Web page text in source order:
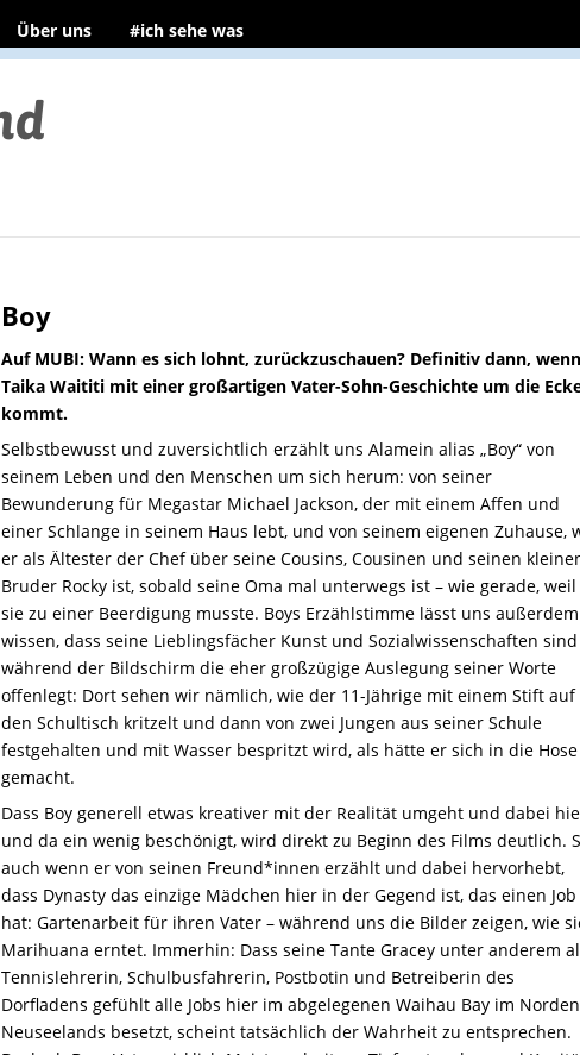
Über uns #ich sehe was
Boy
Auf MUBI: Wann es sich lohnt, zurückzuschauen? Definitiv dann, wenn
Taika Waititi mit einer großartigen Vater-Sohn-Geschichte um die
kommt.
Selbstbewusst und zuversichtlich erzählt uns Alamein alias „Boy“ von
seinem Leben und den Menschen um sich herum: von seiner
Bewunderung für Megastar Michael Jackson, der mit einem Affen und
einer Schlange in seinem Haus lebt, und von seinem eigenen Zuhause,
er als Ältester der Chef über seine Cousins, Cousinen und seinen
Bruder Rocky ist, sobald seine Oma mal unterwegs ist – wie gerade, weil
sie zu einer Beerdigung musste. Boys Erzählstimme lässt uns außerdem
wissen, dass seine Lieblingsfächer Kunst und Sozialwissenschaften sind
während der Bildschirm die eher großzügige Auslegung seiner Worte
offenlegt: Dort sehen wir nämlich, wie der 11-Jährige mit einem Stift auf
den Schultisch kritzelt und dann von zwei Jungen aus seiner Schule
festgehalten und mit Wasser bespritzt wird, als hätte er sich in die Hose
gemacht.
Dass Boy generell etwas kreativer mit der Realität umgeht und dabei
und da ein wenig beschönigt, wird direkt zu Beginn des Films deutlich.
auch wenn er von seinen Freund*innen erzählt und dabei hervorhebt,
dass Dynasty das einzige Mädchen hier in der Gegend ist, das einen Job
hat: Gartenarbeit für ihren Vater – während uns die Bilder zeigen, wie
Marihuana erntet. Immerhin: Dass seine Tante Gracey unter anderem
Tennislehrerin, Schulbusfahrerin, Postbotin und Betreiberin des
Dorfladens gefühlt alle Jobs hier im abgelegenen Waihau Bay im Norden
Neuseelands besetzt, scheint tatsächlich der Wahrheit zu entsprechen.